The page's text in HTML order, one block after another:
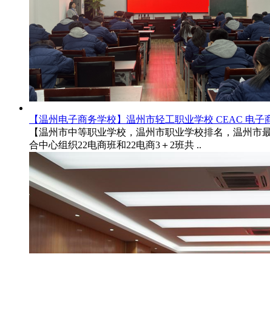
【咸阳市礼泉中等职业技能竞赛，幼师职业技能，职
2023年是“开路先锋·浙里有我”品牌..